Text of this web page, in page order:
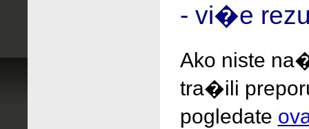
- vi�e
Ako niste
tra�ili
pogledate